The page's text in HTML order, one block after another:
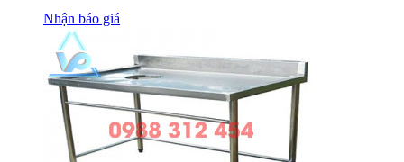
Nhận báo giá